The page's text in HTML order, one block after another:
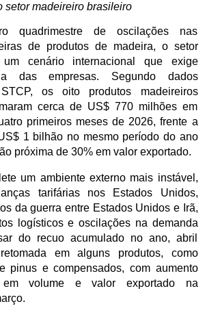
setor madeireiro brasileiro
quadrimestre de oscilações nas
de produtos de madeira, o setor
cenário internacional que exige
das empresas. Segundo dados
os oito produtos madeireiros
cerca de US$ 770 milhões em
primeiros meses de 2026, frente a
1 bilhão no mesmo período do ano
próxima de 30% em valor exportado.
um ambiente externo mais instável,
tarifárias nos Estados Unidos,
da guerra entre Estados Unidos e Irã,
logísticos e oscilações na demanda
do recuo acumulado no ano, abril
em alguns produtos, como
pinus e compensados, com aumento
em volume e valor exportado na